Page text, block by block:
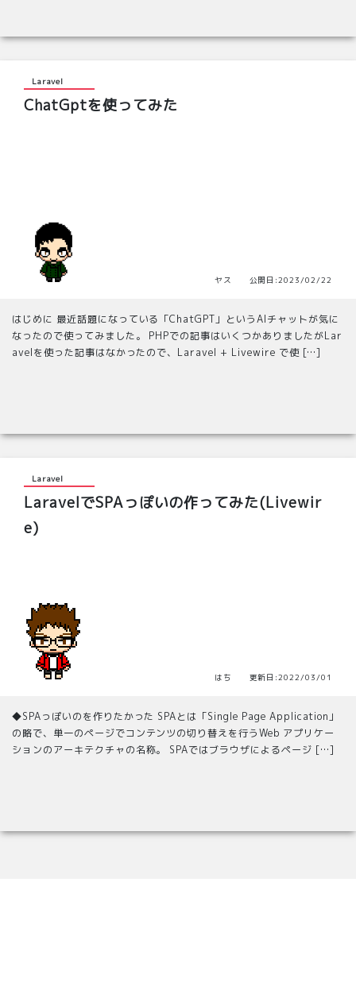
Laravel
ChatGptを使ってみた
ヤス 公開日:2023/02/22
はじめに 最近話題になっている「ChatGPT」というAIチャットが気に
なったので使ってみました。 PHPでの記事はいくつかありましたがLar
avelを使った記事はなかったので、Laravel + Livewire で使 […]
Laravel
LaravelでSPAっぽいの作ってみた(Livewir
e)
はち 更新日:2022/03/01
◆SPAっぽいのを作りたかった SPAとは「Single Page Application」
の略で、単一のページでコンテンツの切り替えを行うWeb アプリケー
ションのアーキテクチャの名称。 SPAではブラウザによるページ […]